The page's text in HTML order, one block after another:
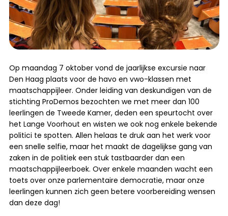
Op maandag 7 oktober vond de jaarlijkse excursie naar
Den Haag plaats voor de havo en vwo-klassen met
maatschappijleer. Onder leiding van deskundigen van de
stichting ProDemos bezochten we met meer dan 100
leerlingen de Tweede Kamer, deden een speurtocht over
het Lange Voorhout en wisten we ook nog enkele bekende
politici te spotten. Allen helaas te druk aan het werk voor
een snelle selfie, maar het maakt de dagelijkse gang van
zaken in de politiek een stuk tastbaarder dan een
maatschappijleerboek. Over enkele maanden wacht een
toets over onze parlementaire democratie, maar onze
leerlingen kunnen zich geen betere voorbereiding wensen
dan deze dag!